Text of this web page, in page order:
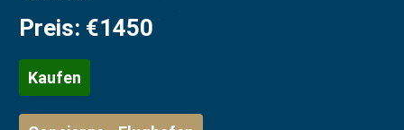
Preis: €1450
Kaufen